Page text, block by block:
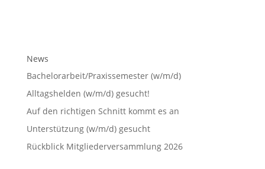
News
Bachelorarbeit/Praxissemester (w/m/d)
Alltagshelden (w/m/d) gesucht!
Auf den richtigen Schnitt kommt es an
Unterstützung (w/m/d) gesucht
Rückblick Mitgliederversammlung 2026